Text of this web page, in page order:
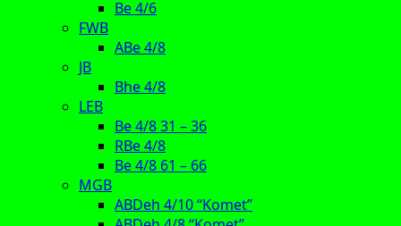
Be 4/6
FWB
ABe 4/8
JB
Bhe 4/8
LEB
Be 4/8 31 – 36
RBe 4/8
Be 4/8 61 – 66
MGB
ABDeh 4/10 “Komet”